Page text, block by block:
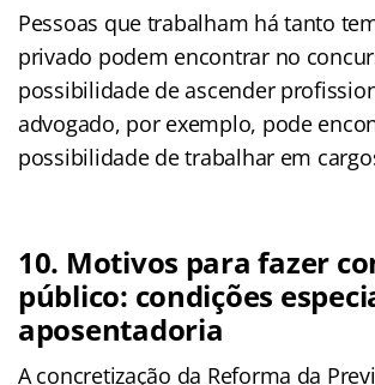
Pessoas que trabalham há tanto
privado podem encontrar no
possibilidade de ascender
advogado, por exemplo, pode
possibilidade de trabalhar em
10. Motivos para fazer
público: condições
aposentadoria
A concretização da Reforma da